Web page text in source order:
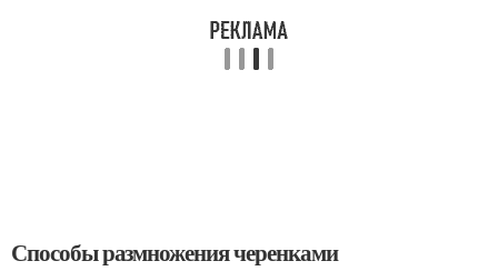
Способы размножения черенками